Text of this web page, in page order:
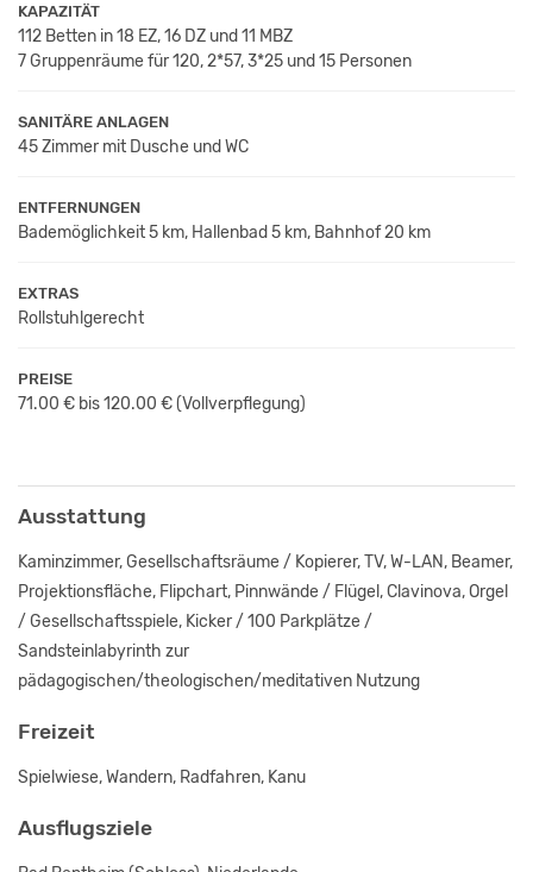
KAPAZITÄT
112 Betten in 18 EZ, 16 DZ und 11 MBZ
7 Gruppenräume für 120, 2*57, 3*25 und 15 Personen
SANITÄRE ANLAGEN
45 Zimmer mit Dusche und WC
ENTFERNUNGEN
Bademöglichkeit 5 km, Hallenbad 5 km, Bahnhof 20 km
EXTRAS
Rollstuhlgerecht
PREISE
71.00 € bis 120.00 €(Vollverpflegung)
Ausstattung
Kaminzimmer, Gesellschaftsräume / Kopierer, TV, W-LAN, Beamer,
Projektionsfläche, Flipchart, Pinnwände / Flügel, Clavinova, Orgel
/ Gesellschaftsspiele, Kicker / 100 Parkplätze /
Sandsteinlabyrinth zur
pädagogischen/theologischen/meditativen Nutzung
Freizeit
Spielwiese, Wandern, Radfahren, Kanu
Ausflugsziele